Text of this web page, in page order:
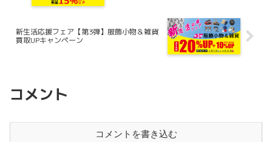
新生活応援フェア【第3弾】服飾小物＆雑貨
買取UPキャンペーン
コメント
コメントを書き込む